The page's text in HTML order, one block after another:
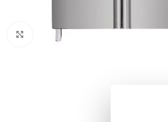
Klick zum Vergrößern